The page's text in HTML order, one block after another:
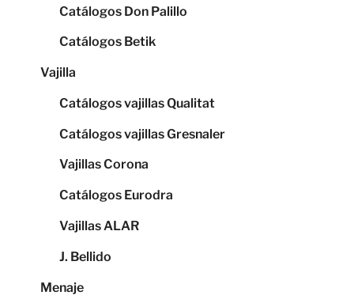
Catálogos Don Palillo
Catálogos Betik
Vajilla
Catálogos vajillas Qualitat
Catálogos vajillas Gresnaler
Vajillas Corona
Catálogos Eurodra
Vajillas ALAR
J. Bellido
Menaje